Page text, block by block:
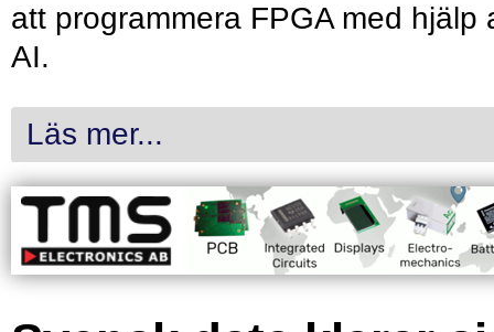
att programmera FPGA med hjälp
AI.
Läs mer...